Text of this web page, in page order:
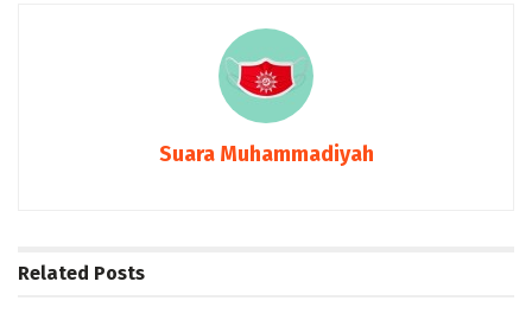
Suara Muhammadiyah
Related Posts